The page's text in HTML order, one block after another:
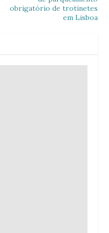
obrigatório de trotinetes
em Lisboa